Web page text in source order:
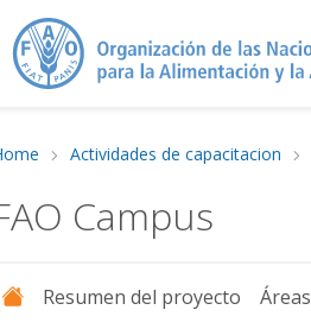
Actividades de capacitacion
Campus
Resumen del proyecto